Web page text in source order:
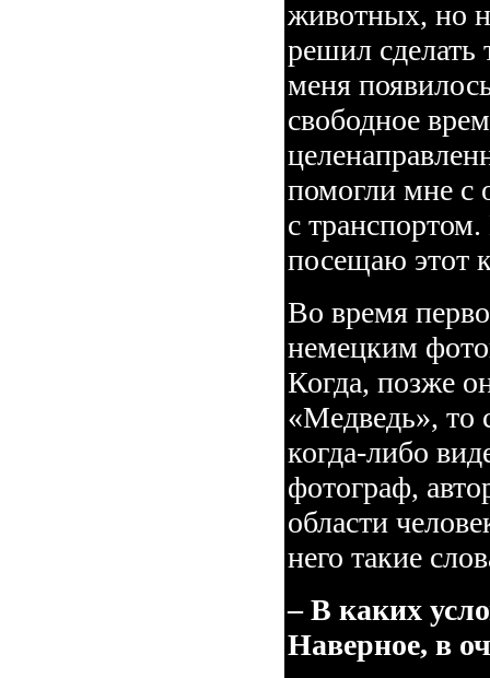
животных, но
решил сделать
меня
свободное
помогли мне с
с
посещаю этот
Во время
немецким
Когда, позже
«Медведь», то
когда-либо
фотограф,
области
него такие
– В каких
Наверное, в